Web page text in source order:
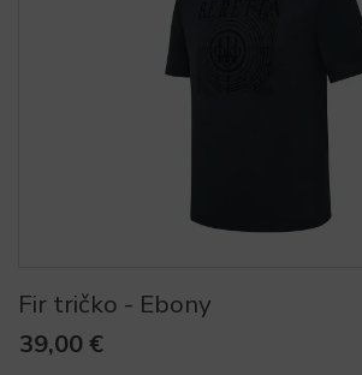
Fir tričko - Ebony
39,00 €